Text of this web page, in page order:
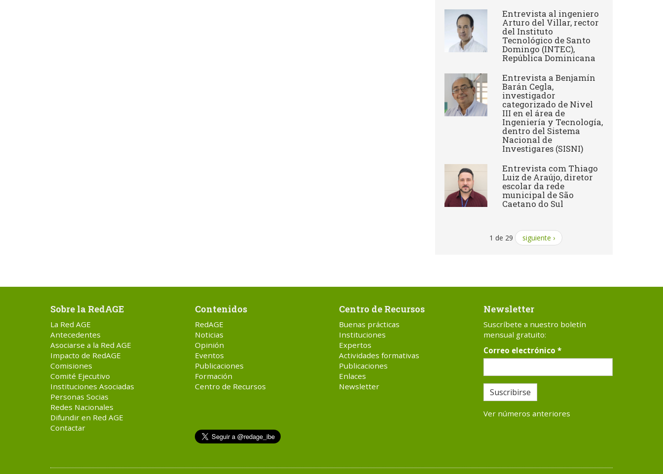
Entrevista al ingeniero
Arturo del Villar, rector
del Instituto
Tecnológico de Santo
Domingo (INTEC),
República Dominicana
Entrevista a Benjamín
Barán Cegla,
investigador
categorizado de Nivel
III en el área de
Ingeniería y Tecnología,
dentro del Sistema
Nacional de
Investigares (SISNI)
Entrevista com Thiago
Luiz de Araújo, diretor
escolar da rede
municipal de São
Caetano do Sul
1 de 29 siguiente ›
Sobre la RedAGE
La Red AGE
Antecedentes
Asociarse a la Red AGE
Impacto de RedAGE
Comisiones
Comité Ejecutivo
Instituciones Asociadas
Personas Socias
Redes Nacionales
Difundir en Red AGE
Contactar
Contenidos
RedAGE
Noticias
Opinión
Eventos
Publicaciones
Formación
Centro de Recursos
Centro de Recursos
Buenas prácticas
Instituciones
Expertos
Actividades formativas
Publicaciones
Enlaces
Newsletter
Newsletter
Suscríbete a nuestro boletín
mensual gratuito:
Correo electrónico *
Suscribirse
Ver números anteriores